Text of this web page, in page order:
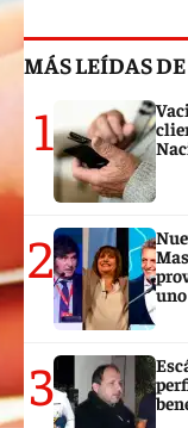
MÁS LEÍDAS
1
2
uno
3